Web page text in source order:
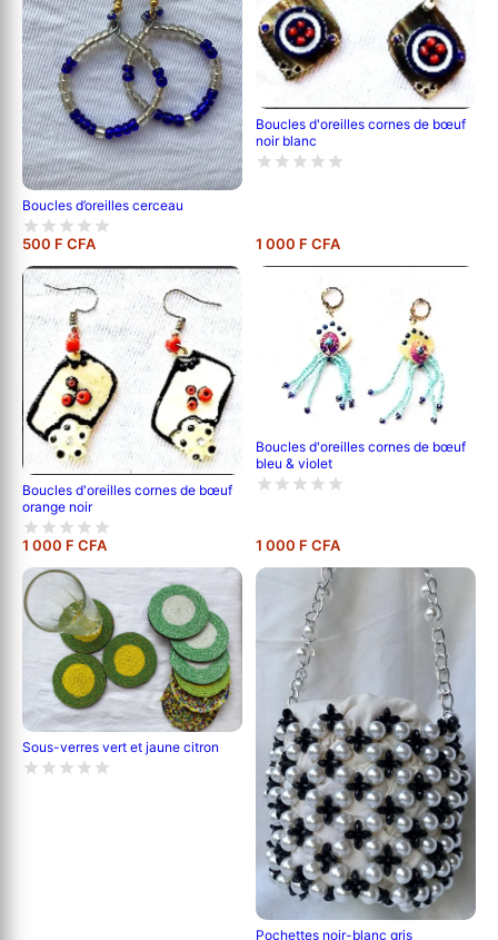
Boucles d’oreilles cerceau
500 F CFA
Boucles d'oreilles cornes de bœuf
noir blanc
1 000 F CFA
Boucles d'oreilles cornes de bœuf
orange noir
1 000 F CFA
Boucles d'oreilles cornes de bœuf
bleu & violet
1 000 F CFA
Sous-verres vert et jaune citron
Pochettes noir-blanc gris